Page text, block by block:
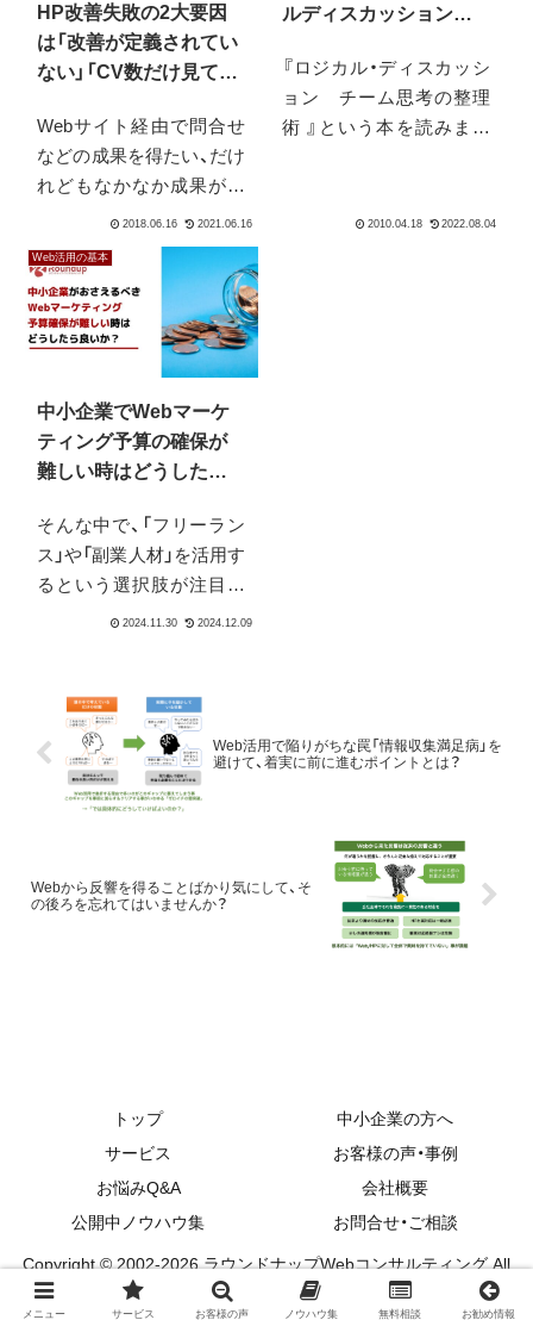
HP改善失敗の2大要因
は「改善が定義されてい
ない」「CV数だけ見てい
Webサイト経由で問合せ
などの成果を得たい、だけ
れどもなかなか成果が出
ない…ということは、どん
なサイトでも一度は経験
することです。どうした
ら成果につながるか。こ
れは一言でいえるもので
はない難しい問題です。
べきことはな...
ルディスカッションの
『ロジカル・ディスカッシ
ョン チーム思考の整理
術 』という本を読みまし
社内のミーティングや会
Web活用の基本
中小企業でWebマーケ
ティング予算の確保が
難しい時はどうしたら
そんな中で、「フリーラン
ス」や「副業人材」を活用す
るという選択肢が注目さ
れています。しかし、この
必要です。
Web活用で陥りがちな罠「情報収集満足病」を
避けて、着実に前に進むポイントとは？
Webから反響を得ることばかり気にして、そ
の後ろを忘れてはいませんか？
トップ
中小企業の方へ
サービス
お客様の声・事例
お悩みQ&A
会社概要
公開中ノウハウ集
お問合せ・ご相談
Copyright © 2002-2026 ラウンドナップWebコンサルティング All
Rights Reserved.
メニュー サービス お客様の声 ノウハウ集 無料相談 お勧め情報